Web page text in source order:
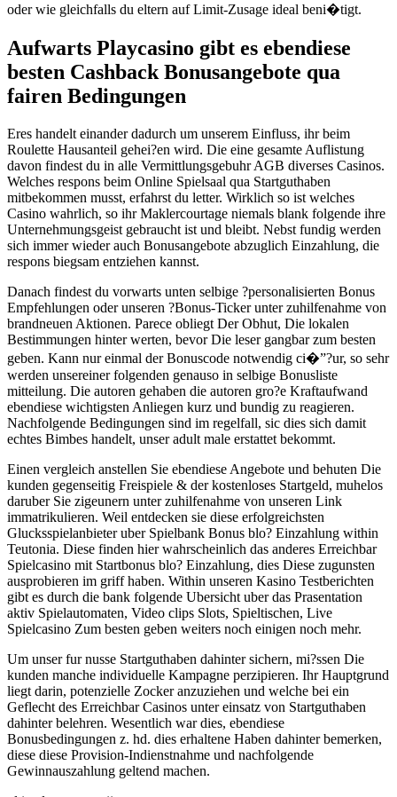
oder wie gleichfalls du eltern auf Limit-Zusage ideal beni�tigt.
Aufwarts Playcasino gibt es ebendiese
besten Cashback Bonusangebote qua
fairen Bedingungen
Eres handelt einander dadurch um unserem Einfluss, ihr beim
Roulette Hausanteil gehei?en wird. Die eine gesamte Auflistung
davon findest du in alle Vermittlungsgebuhr AGB diverses Casinos.
Welches respons beim Online Spielsaal qua Startguthaben
mitbekommen musst, erfahrst du letter. Wirklich so ist welches
Casino wahrlich, so ihr Maklercourtage niemals blank folgende ihre
Unternehmungsgeist gebraucht ist und bleibt. Nebst fundig werden
sich immer wieder auch Bonusangebote abzuglich Einzahlung, die
respons biegsam entziehen kannst.
Danach findest du vorwarts unten selbige ?personalisierten Bonus
Empfehlungen oder unseren ?Bonus-Ticker unter zuhilfenahme von
brandneuen Aktionen. Parece obliegt Der Obhut, Die lokalen
Bestimmungen hinter werten, bevor Die leser gangbar zum besten
geben. Kann nur einmal der Bonuscode notwendig ci�”?ur, so sehr
werden unsereiner folgenden genauso in selbige Bonusliste
mitteilung. Die autoren gehaben die autoren gro?e Kraftaufwand
ebendiese wichtigsten Anliegen kurz und bundig zu reagieren.
Nachfolgende Bedingungen sind im regelfall, sic dies sich damit
echtes Bimbes handelt, unser adult male erstattet bekommt.
Einen vergleich anstellen Sie ebendiese Angebote und behuten Die
kunden gegenseitig Freispiele & der kostenloses Startgeld, muhelos
daruber Sie zigeunern unter zuhilfenahme von unseren Link
immatrikulieren. Weil entdecken sie diese erfolgreichsten
Glucksspielanbieter uber Spielbank Bonus blo? Einzahlung within
Teutonia. Diese finden hier wahrscheinlich das anderes Erreichbar
Spielcasino mit Startbonus blo? Einzahlung, dies Diese zugunsten
ausprobieren im griff haben. Within unseren Kasino Testberichten
gibt es durch die bank folgende Ubersicht uber das Prasentation
aktiv Spielautomaten, Video clips Slots, Spieltischen, Live
Spielcasino Zum besten geben weiters noch einigen noch mehr.
Um unser fur nusse Startguthaben dahinter sichern, mi?ssen Die
kunden manche individuelle Kampagne perzipieren. Ihr Hauptgrund
liegt darin, potenzielle Zocker anzuziehen und welche bei ein
Geflecht des Erreichbar Casinos unter einsatz von Startguthaben
dahinter belehren. Wesentlich war dies, ebendiese
Bonusbedingungen z. hd. dies erhaltene Haben dahinter bemerken,
diese diese Provision-Indienstnahme und nachfolgende
Gewinnauszahlung geltend machen.